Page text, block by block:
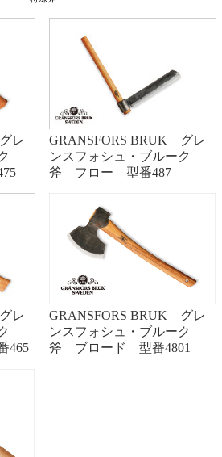
レ
GRANSFORS BRUK グレ
ンスフォシュ・ブルーク
斧 フロー 型番487
レ
465
GRANSFORS BRUK グレ
ンスフォシュ・ブルーク
斧 ブロード 型番4801